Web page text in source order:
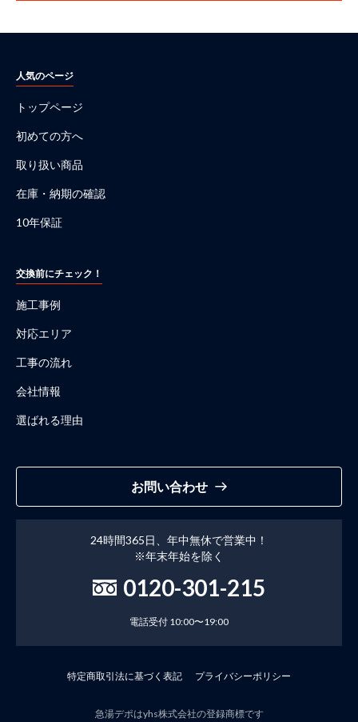
人気のページ
トップページ
初めての方へ
取り扱い商品
在庫・納期の確認
10年保証
交換前にチェック！
施工事例
対応エリア
工事の流れ
会社情報
選ばれる理由
お問い合わせ
24時間365日、年中無休で営業中！
※年末年始を除く
0120-301-215
電話受付 10:00〜19:00
特定商取引法に基づく表記 プライバシーポリシー
急湯デポはyhs株式会社の登録商標です